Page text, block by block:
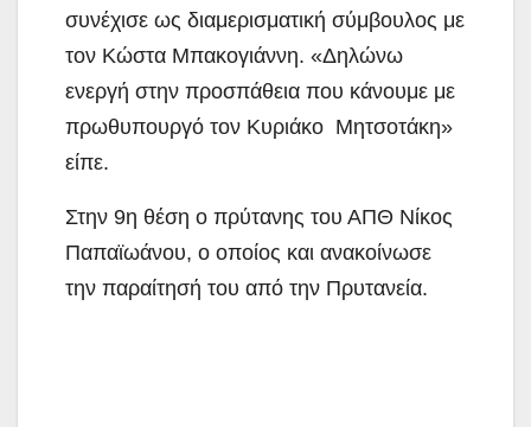
συνέχισε ως διαμερισματική σύμβουλος με
τον Κώστα Μπακογιάννη. «Δηλώνω
ενεργή στην προσπάθεια που κάνουμε με
πρωθυπουργό τον Κυριάκο Μητσοτάκη»
είπε.
Στην 9η θέση ο πρύτανης του ΑΠΘ Νίκος
Παπαϊωάνου, ο οποίος και ανακοίνωσε
την παραίτησή του από την Πρυτανεία.